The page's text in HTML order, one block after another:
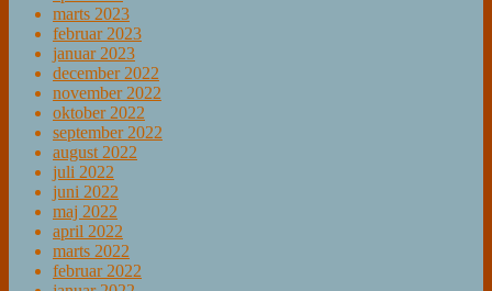
marts 2023
februar 2023
januar 2023
december 2022
november 2022
oktober 2022
september 2022
august 2022
juli 2022
juni 2022
maj 2022
april 2022
marts 2022
februar 2022